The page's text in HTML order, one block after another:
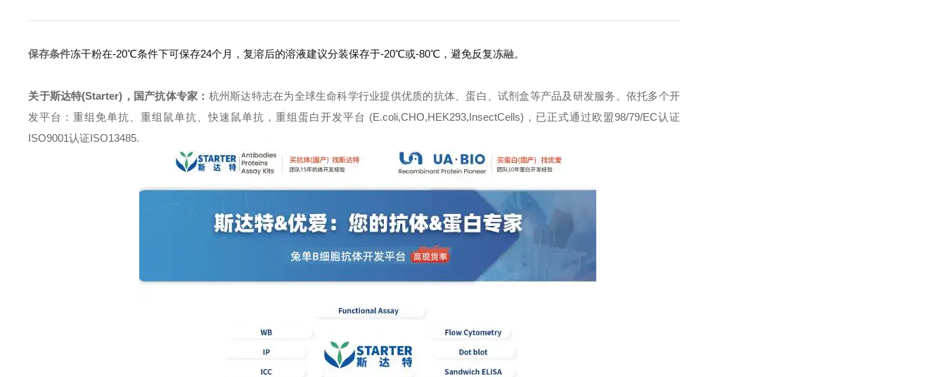
保存条件冻干粉在-20℃条件下可保存24个月，复溶后的溶液建议分装保存于-20℃或-80℃，避免反复冻融。
关于斯达特(Starter)，国产抗体专家： 杭州斯达特志在为全球生命科学行业提供优质的抗体、蛋白、试剂盒等产品及研发服务。依托多个开
发平台：重组免单抗、重组鼠单抗、快速鼠单抗，重组蛋白开发平台 (E.coli,CHO,HEK293,InsectCells)，已正式通过欧盟98/79/EC认证
ISO9001认证ISO13485.